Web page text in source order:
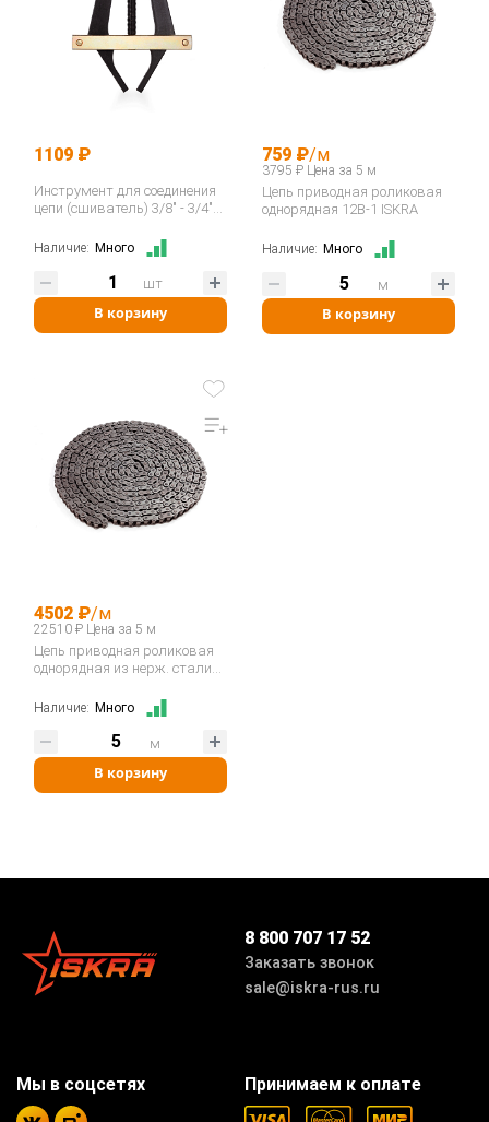
1109 ₽
Инструмент для соединения
цепи (сшиватель) 3/8" - 3/4"
400035…
Наличие: Много
В корзину
шт
759 ₽/м
3795 ₽ Цена за 5 м
Цепь приводная роликовая
однорядная 12B-1 ISKRA
Наличие: Много
В корзину
м
4502 ₽/м
22510 ₽ Цена за 5 м
Цепь приводная роликовая
однорядная из нерж. стали
Наличие: Много
В корзину
м
8 800 707 17 52
Заказать звонок
sale@iskra-rus.ru
Принимаем к оплате
Мы в соцсетях